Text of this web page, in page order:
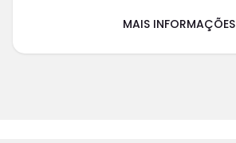
MAIS INFORMAÇÕES